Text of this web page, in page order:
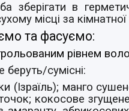
зберігати в
місці за
та фасуємо:
рівнем
беруть/cумісні:
(Ізраїль); манго
кокосове